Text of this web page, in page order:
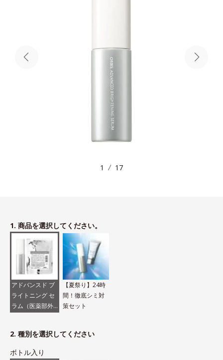
1 17
1. 商品を選択してください。
アドバンスド ブ
ライトニング セ
ラム（医薬部外
【夏祭り】24時
間！徹底シミ対
策セット
2. 種別を選択してください
ボトル入り